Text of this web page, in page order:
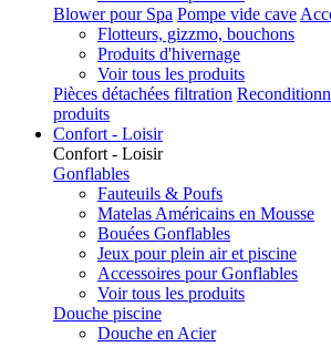
Blower pour Spa Pompe vide cave
Flotteurs, gizzmo, bouchons
Produits d'hivernage
Voir tous les produits
Pièces détachées filtration
produits
Confort - Loisir
Confort - Loisir
Gonflables
Fauteuils & Poufs
Matelas Américains en Mousse
Bouées Gonflables
Jeux pour plein air et piscine
Accessoires pour Gonflables
Voir tous les produits
Douche piscine
Douche en Acier